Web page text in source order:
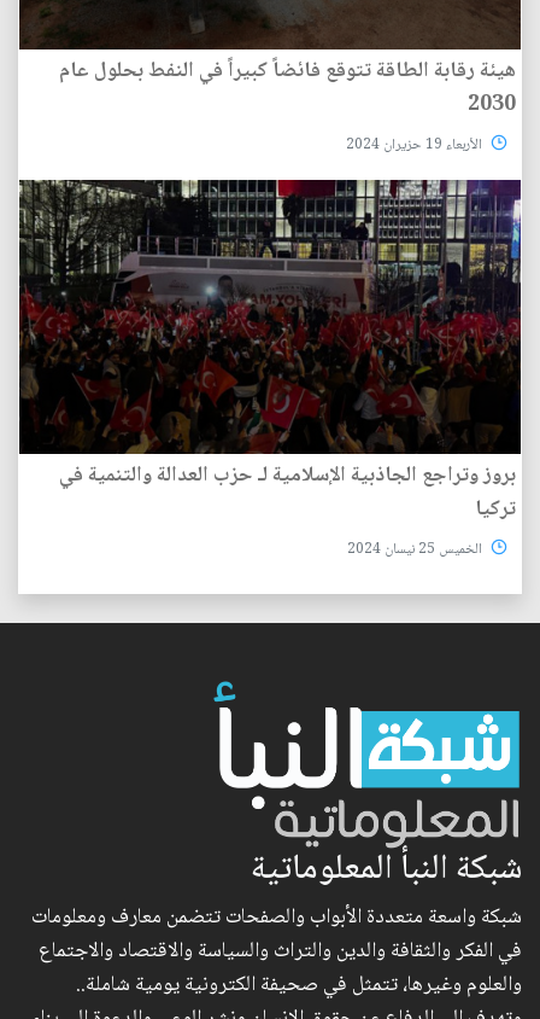
هيئة رقابة الطاقة تتوقع فائضاً كبيراً في النفط بحلول عام
2030
الأربعاء 19 حزيران 2024
بروز وتراجع الجاذبية الإسلامية لـ حزب العدالة والتنمية في
تركيا
الخميس 25 نيسان 2024
شبكة النبأ المعلوماتية
شبكة واسعة متعددة الأبواب والصفحات تتضمن معارف ومعلومات
في الفكر والثقافة والدين والتراث والسياسة والاقتصاد والاجتماع
والعلوم وغيرها، تتمثل في صحيفة الكترونية يومية شاملة..